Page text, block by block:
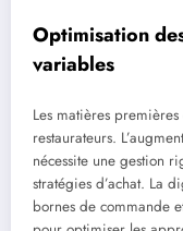
Optimisation
variables
Les matières
restaurateurs.
nécessite une gestion
stratégies d’achat. La
bornes de commande